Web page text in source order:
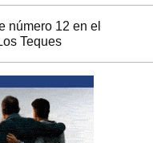
número 12 en el
Teques